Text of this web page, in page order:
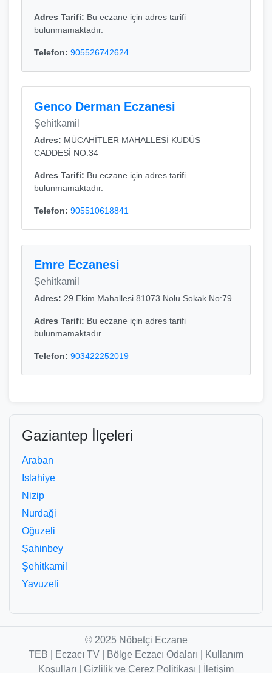
Adres Tarifi: Bu eczane için adres tarifi
bulunmamaktadır.
Telefon: 905526742624
Genco Derman Eczanesi
Şehitkamil
Adres: MÜCAHİTLER MAHALLESİ KUDÜS
CADDESİ NO:34
Adres Tarifi: Bu eczane için adres tarifi
bulunmamaktadır.
Telefon: 905510618841
Emre Eczanesi
Şehitkamil
Adres: 29 Ekim Mahallesi 81073 Nolu Sokak No:79
Adres Tarifi: Bu eczane için adres tarifi
bulunmamaktadır.
Telefon: 903422252019
Gaziantep İlçeleri
Araban
Islahiye
Nizip
Nurdaği
Oğuzeli
Şahinbey
Şehitkamil
Yavuzeli
© 2025 Nöbetçi Eczane
TEB
Eczacı TV Bölge Eczacı Odaları
Kullanım
Koşulları
Gizlilik ve Çerez Politikası İletişim